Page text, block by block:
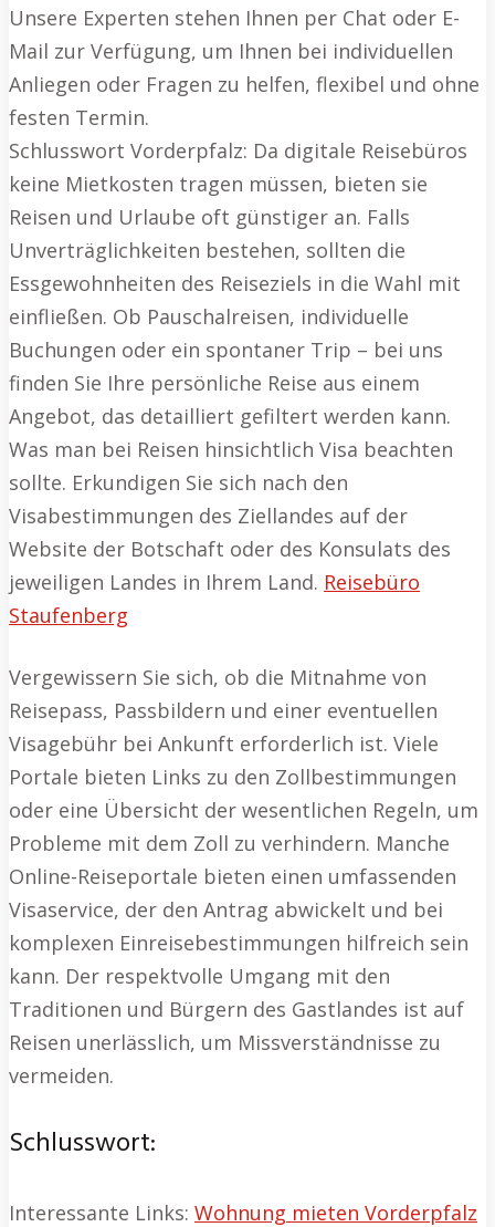
Unsere Experten stehen Ihnen per Chat oder E-
Mail zur Verfügung, um Ihnen bei individuellen
Anliegen oder Fragen zu helfen, flexibel und ohne
festen Termin.
Schlusswort Vorderpfalz: Da digitale Reisebüros
keine Mietkosten tragen müssen, bieten sie
Reisen und Urlaube oft günstiger an. Falls
Unverträglichkeiten bestehen, sollten die
Essgewohnheiten des Reiseziels in die Wahl mit
einfließen. Ob Pauschalreisen, individuelle
Buchungen oder ein spontaner Trip – bei uns
finden Sie Ihre persönliche Reise aus einem
Angebot, das detailliert gefiltert werden kann.
Was man bei Reisen hinsichtlich Visa beachten
sollte. Erkundigen Sie sich nach den
Visabestimmungen des Ziellandes auf der
Website der Botschaft oder des Konsulats des
jeweiligen Landes in Ihrem Land. Reisebüro
Staufenberg
Vergewissern Sie sich, ob die Mitnahme von
Reisepass, Passbildern und einer eventuellen
Visagebühr bei Ankunft erforderlich ist. Viele
Portale bieten Links zu den Zollbestimmungen
oder eine Übersicht der wesentlichen Regeln, um
Probleme mit dem Zoll zu verhindern. Manche
Online-Reiseportale bieten einen umfassenden
Visaservice, der den Antrag abwickelt und bei
komplexen Einreisebestimmungen hilfreich sein
kann. Der respektvolle Umgang mit den
Traditionen und Bürgern des Gastlandes ist auf
Reisen unerlässlich, um Missverständnisse zu
vermeiden.
Schlusswort:
Interessante Links: Wohnung mieten Vorderpfalz